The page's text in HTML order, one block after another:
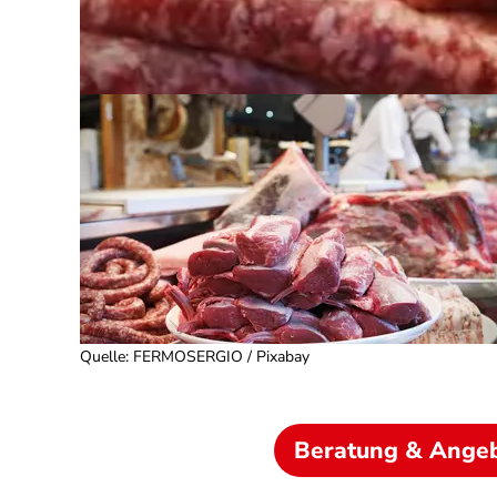
Quelle: FERMOSERGIO / Pixabay
Beratung &